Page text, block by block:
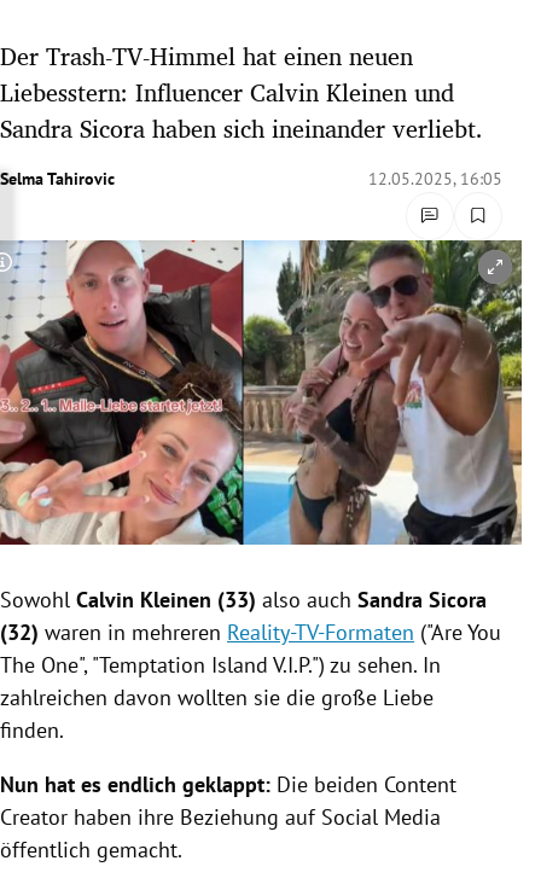
Untermenü
Untermenü
Untermenü
Untermenü
Untermenü
Untermenü
Untermenü
Untermenü
Untermenü
Der Trash-TV-Himmel hat einen neuen
Liebesstern: Influencer Calvin Kleinen und
Sandra Sicora haben sich ineinander verliebt.
Selma Tahirovic 12.05.2025, 16:05
Copyright-Hinweis öffnen/schließen
Sowohl Calvin Kleinen (33) also auch Sandra Sicora
(32) waren in mehreren Reality-TV-Formaten ("Are You
The One", "Temptation Island V.I.P.") zu sehen. In
zahlreichen davon wollten sie die große Liebe
finden.
Nun hat es endlich geklappt: Die beiden Content
Creator haben ihre Beziehung auf Social Media
öffentlich gemacht.